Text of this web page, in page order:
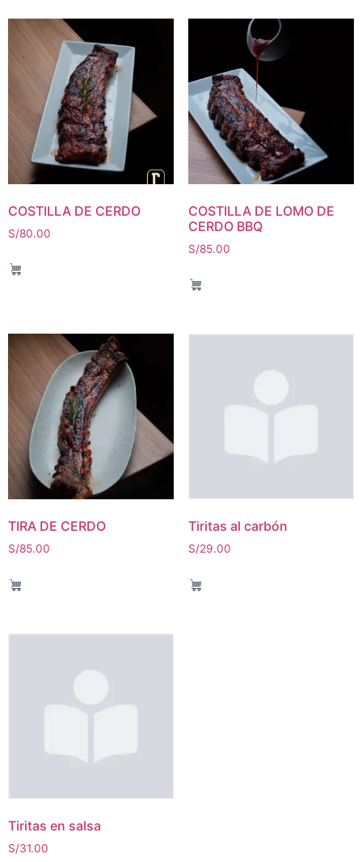
COSTILLA DE CERDO
S/80.00
COSTILLA DE LOMO DE
CERDO BBQ
S/85.00
TIRA DE CERDO
S/85.00
Tiritas al carbón
S/29.00
Tiritas en salsa
S/31.00